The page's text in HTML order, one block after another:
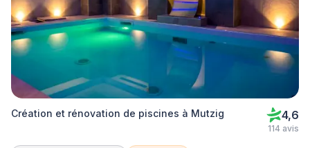
Création et rénovation de piscines à Mutzig 4,6
114 avis